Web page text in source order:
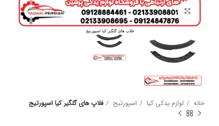
برای بزرگنمایی کلیک کنید
خانه لوازم یدکی کیا اسپورتیج فلاپ های گلگیر کیا اسپورتیج